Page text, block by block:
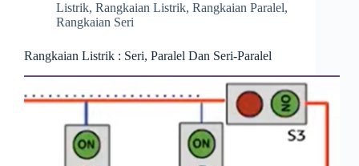
Listrik, Rangkaian Listrik, Rangkaian Paralel,
Rangkaian Seri
Rangkaian Listrik : Seri, Paralel Dan Seri-Paralel